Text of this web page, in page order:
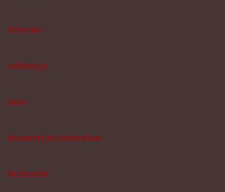
dziecko
edukacja
inne
kosmetyki naturalne
kulinaria